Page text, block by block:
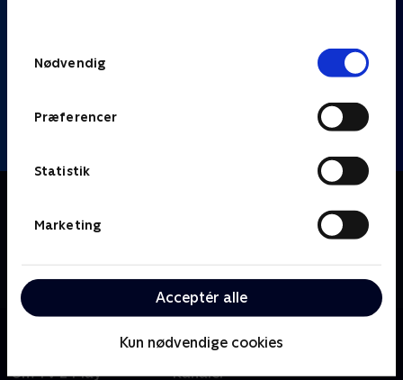
Nødvendig
Præferencer
Statistik
Marketing
Acceptér alle
Kun nødvendige cookies
TikTok møder 'Hvem vil være millionær?', når Thomas
Warberg og Heino Hansen quizzer fire kendte
mærkværdige klip.
Om TV 2 Play Kanaler